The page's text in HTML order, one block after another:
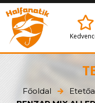
Főoldal